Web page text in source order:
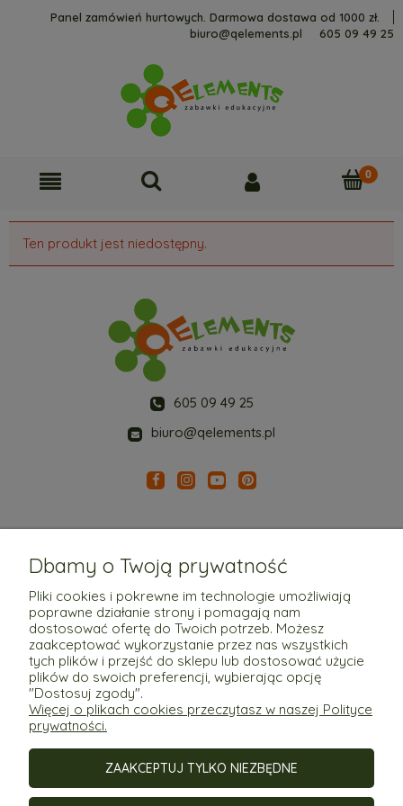
Panel zamówień hurtowych. Darmowa dostawa od 1000 zł.
biuro@qelements.pl
605 09 49 25
Ten produkt jest niedostępny.
Pomoc
Moje konto
Płatności i dostawa
Informacje
605 09 49 25
biuro@qelements.pl
Dbamy o Twoją prywatność
Pliki cookies i pokrewne im technologie umożliwiają
poprawne działanie strony i pomagają nam
dostosować ofertę do Twoich potrzeb. Możesz
zaakceptować wykorzystanie przez nas wszystkich
tych plików i przejść do sklepu lub dostosować użycie
plików do swoich preferencji, wybierając opcję
"Dostosuj zgody".
Więcej o plikach cookies przeczytasz w naszej Polityce
prywatności.
ZAAKCEPTUJ TYLKO NIEZBĘDNE